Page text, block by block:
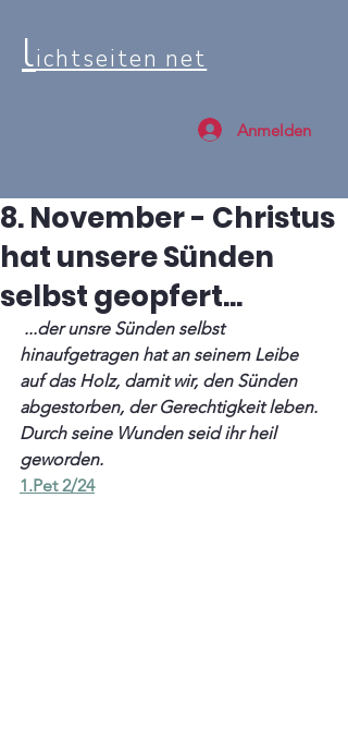
lichtseiten net
Anmelden
8. November - Christus
hat unsere Sünden
selbst geopfert...
hinaufgetragen hat an seinem Leibe
auf das Holz, damit wir, den Sünden
abgestorben, der Gerechtigkeit leben.
Durch seine Wunden seid ihr heil
geworden.
1.Pet 2/24